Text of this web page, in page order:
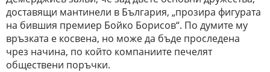
доставящи мантинели в България, „прозира фигурата
на бившия премиер Бойко Борисов“. По думите му
връзката е косвена, но може да бъде проследена
чрез начина, по който компаниите печелят
обществени поръчки.